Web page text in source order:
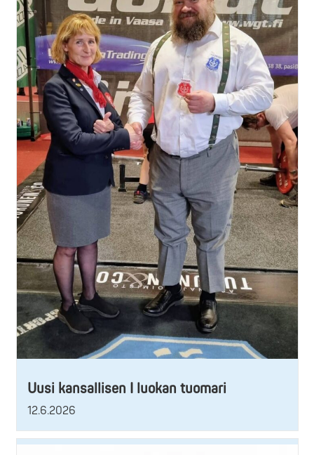
Uusi kansallisen I luokan tuomari
12.6.2026